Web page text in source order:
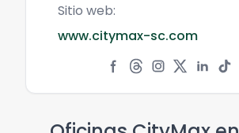
Sitio web:
www.citymax-sc.com